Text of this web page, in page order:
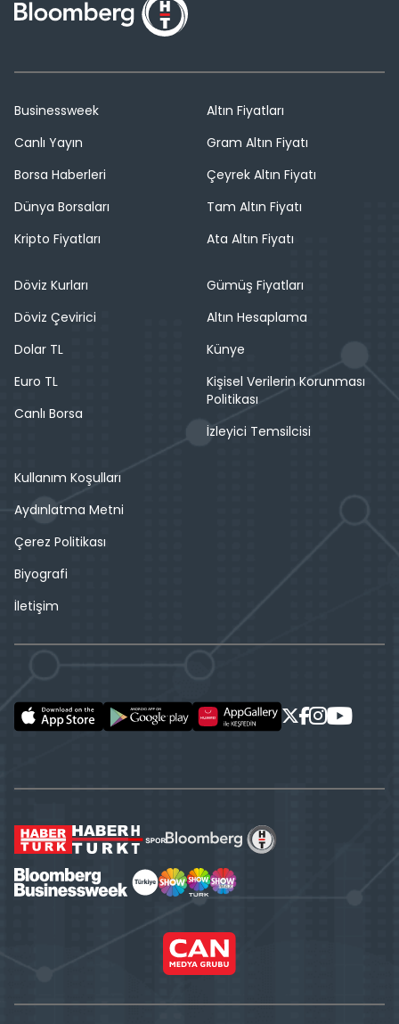
Businessweek
Canlı Yayın
Borsa Haberleri
Dünya Borsaları
Kripto Fiyatları
Altın Fiyatları
Gram Altın Fiyatı
Çeyrek Altın Fiyatı
Tam Altın Fiyatı
Ata Altın Fiyatı
Döviz Kurları
Döviz Çevirici
Dolar TL
Euro TL
Canlı Borsa
Gümüş Fiyatları
Altın Hesaplama
Künye
Kişisel Verilerin Korunması
Politikası
İzleyici Temsilcisi
Kullanım Koşulları
Aydınlatma Metni
Çerez Politikası
Biyografi
İletişim